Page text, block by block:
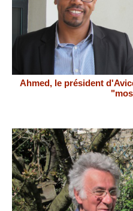
Ahmed, le président